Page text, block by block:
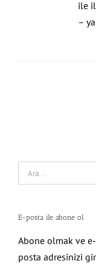
ile
–
Search
for:
E-posta ile abone ol
Abone olmak ve
posta adresinizi